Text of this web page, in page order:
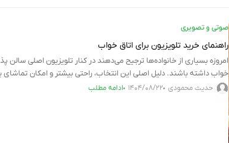
صوتی و تصویری
راهنمای خرید تلویزیون برای اتاق خواب
امروزه بسیاری از خانواده‌ها ترجیح می‌دهند در کنار تلویزیون اصلی سالن
خواب داشته باشند. دلیل اصلی این انتخاب، راحتی بیشتر و امکان تماشای
حدیث محمودی ۱۴۰۴/۰۸/۲۲ ادامه مطلب